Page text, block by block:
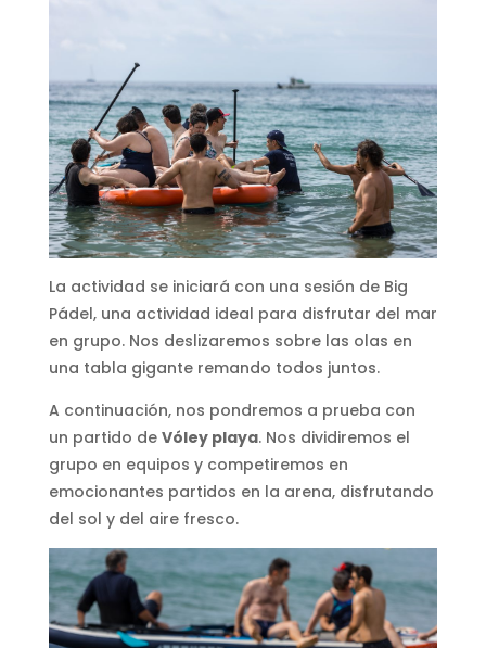
La actividad se iniciará con una sesión de Big
Pádel, una actividad ideal para disfrutar del mar
en grupo. Nos deslizaremos sobre las olas en
una tabla gigante remando todos juntos.
A continuación, nos pondremos a prueba con
un partido de Vóley playa. Nos dividiremos el
grupo en equipos y competiremos en
emocionantes partidos en la arena, disfrutando
del sol y del aire fresco.